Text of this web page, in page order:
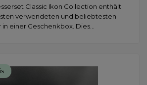
Classic Ikon Collection enthält
verwendeten und beliebtesten
in einer Geschenkbox. Dies...